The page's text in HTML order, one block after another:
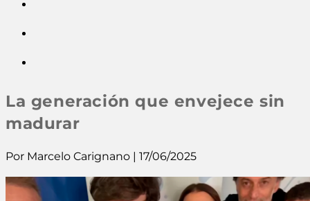
La generación que envejece sin
madurar
Por Marcelo Carignano | 17/06/2025